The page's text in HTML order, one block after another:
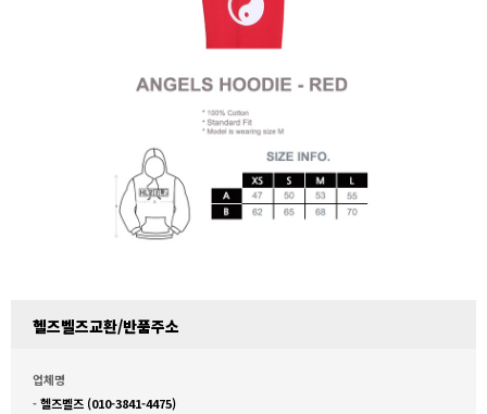
헬즈벨즈교환/반품주소
업체명
-헬즈벨즈 (010-3841-4475)